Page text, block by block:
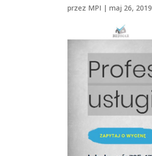
przez MPI |maj 26, 2019